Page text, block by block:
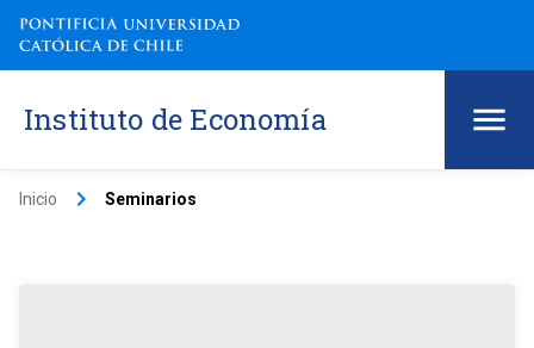
Instituto de Economía
Inicio keyboard_arrow_right Seminarios